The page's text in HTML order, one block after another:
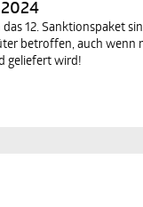
12. Sanktionspaket
betroffen, auch wenn
geliefert wird!